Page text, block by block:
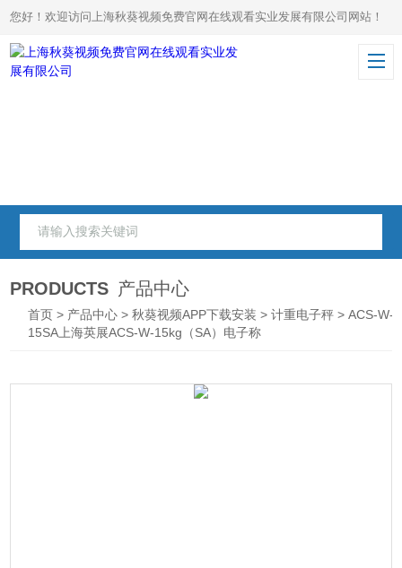
您好！欢迎访问上海秋葵视频免费官网在线观看实业发展有限公司网站！
PRODUCTS 产品中心
首页 > 产品中心 >秋葵视频APP下载安装 >计重电子秤 > ACS-W-
15SA上海英展ACS-W-15kg（SA）电子称